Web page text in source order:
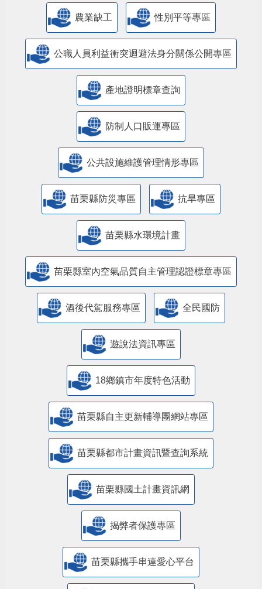
農業缺工 性別平等專區
公職人員利益衝突迴避法身分關係公開專區
產地證明標章查詢
防制人口販運專區
​公共設施維護管理情形專區
苗栗縣防災專區 抗旱專區
苗栗縣水環境計畫
苗栗縣室內空氣品質自主管理認證標章專區
酒後代駕服務專區 全民國防
遊說法資訊專區
18鄉鎮市年度特色活動
苗栗縣自主更新輔導團網站專區
苗栗縣都市計畫資訊暨查詢系統
苗栗縣國土計畫資訊網
揭弊者保護專區
苗栗縣攜手串連愛心平台